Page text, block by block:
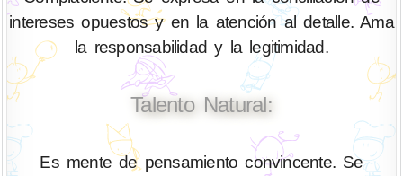
intereses opuestos y en la atención al detalle. Ama
la responsabilidad y la legitimidad.
Talento Natural:
Es mente de pensamiento convincente. Se